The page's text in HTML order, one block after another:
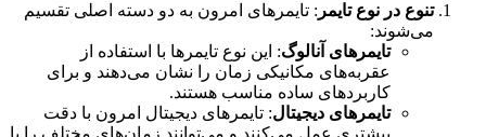
تنوع در نوع تایمر : تایمرهای امرون به دو دسته اصلی تقسیم
می‌شوند:
تایمرهای آنالوگ: این نوع تایمرها با استفاده از
عقربه‌های مکانیکی زمان را نشان می‌دهند و برای
کاربردهای ساده مناسب هستند.
تایمرهای دیجیتال: تایمرهای دیجیتال امرون با دقت
بیشتری عمل می‌کنند و می‌توانند زمان‌های مختلف را با